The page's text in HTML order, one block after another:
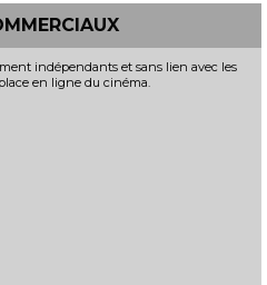
Horaires et Infos
Bande-annonce
indépendants et sans lien avec les
en ligne du cinéma.